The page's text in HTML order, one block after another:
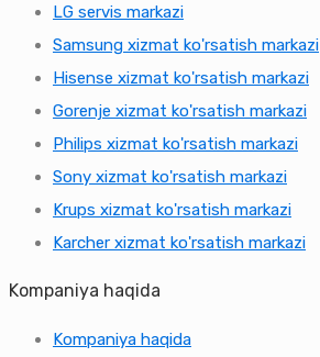
LG servis markazi
Samsung xizmat ko'rsatish markazi
Hisense xizmat ko'rsatish markazi
Gorenje xizmat ko'rsatish markazi
Philips xizmat ko'rsatish markazi
Sony xizmat ko'rsatish markazi
Krups xizmat ko'rsatish markazi
Karcher xizmat ko'rsatish markazi
Kompaniya haqida
Kompaniya haqida